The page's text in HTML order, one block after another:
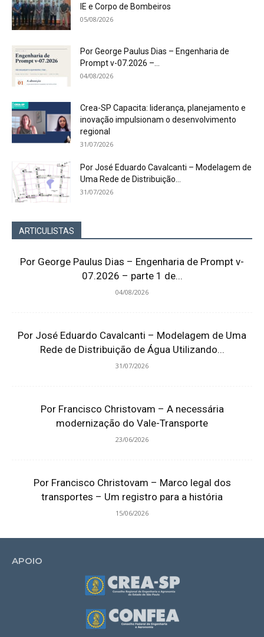
IE e Corpo de Bombeiros
05/08/2026
Por George Paulus Dias – Engenharia de
Prompt v-07.2026 –...
04/08/2026
Crea-SP Capacita: liderança, planejamento e
inovação impulsionam o desenvolvimento
regional
31/07/2026
Por José Eduardo Cavalcanti – Modelagem de
Uma Rede de Distribuição...
31/07/2026
ARTICULISTAS
Por George Paulus Dias – Engenharia de Prompt v-
07.2026 – parte 1 de...
04/08/2026
Por José Eduardo Cavalcanti – Modelagem de Uma
Rede de Distribuição de Água Utilizando...
31/07/2026
Por Francisco Christovam – A necessária
modernização do Vale-Transporte
23/06/2026
Por Francisco Christovam – Marco legal dos
transportes – Um registro para a história
15/06/2026
APOIO